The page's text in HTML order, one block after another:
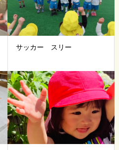
サッカー スリー